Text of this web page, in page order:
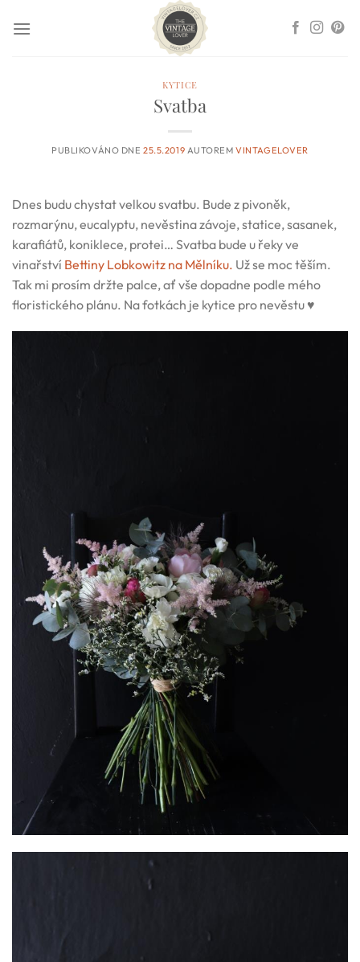
KYTICE
Svatba
PUBLIKOVÁNO DNE25.5.2019 AUTOREMVINTAGELOVER
Dnes budu chystat velkou svatbu. Bude z pivoněk,
rozmarýnu, eucalyptu, nevěstina závoje, statice, sasanek,
karafiátů, koniklece, protei… Svatba bude u řeky ve
vinařství Bettiny Lobkowitz na Mělníku. Už se moc těším.
Tak mi prosím držte palce, ať vše dopadne podle mého
floristického plánu. Na fotkách je kytice pro nevěstu ♥